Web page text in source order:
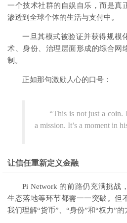
一个技术社群的自娱自乐，而是真
渗透到全球个体的生活与支付中。
一旦其模式被验证并获得规模
术、身份、治理层面形成的综合网
制。
正如那句激励人心的口号：
“This is not just a coin.
a mission. It’s a moment in
让信任重新定义金融
Pi Network 的前路仍充满挑战
生态落地等环节都需一一突破。但
我们理解“货币”、“身份”和“权力”的